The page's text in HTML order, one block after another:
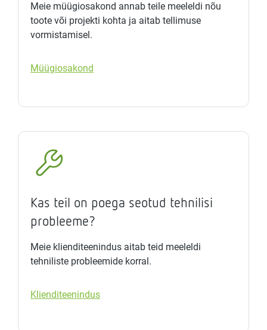
Meie müügiosakond annab teile meeleldi nõu
toote või projekti kohta ja aitab tellimuse
vormistamisel.
Müügiosakond
Kas teil on poega seotud tehnilisi
probleeme?
Meie klienditeenindus aitab teid meeleldi
tehniliste probleemide korral.
Klienditeenindus